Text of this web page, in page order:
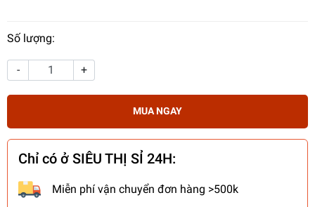
Số lượng:
- +
MUA NGAY
Chỉ có ở SIÊU THỊ SỈ 24H:
Miễn phí vận chuyển đơn hàng >500k